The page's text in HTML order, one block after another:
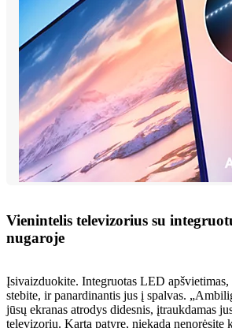
Vienintelis televizorius su
nugaroje
Įsivaizduokite. Integruotas LED
stebite, ir panardinantis jus į spalvas.
jūsų ekranas atrodys didesnis, įtraukdamas
televizorių. Kartą patyrę, niekada nenorėsite